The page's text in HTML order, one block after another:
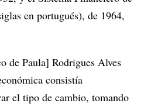
en portugués), de 1964,
de Paula] Rodrigues Alves
consistía
el tipo de cambio, tomando